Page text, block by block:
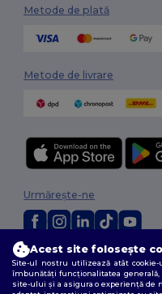
Metode de plată
Metode de livrare
2026. Toate
Termeni și condiții|Politica de
urile| Sitemap
Urmărește-ne
Acest site folosește
Site-ul nostru utilizează atât
îmbunătăți funcționalitatea
site-ului și a asigura o experiență de